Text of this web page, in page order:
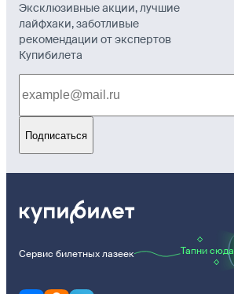
Эксклюзивные акции, лучшие
лайфхаки, заботливые
рекомендации от экспертов
Купибилета
Подписаться
Сервис билетных лазеек Тапни сюда